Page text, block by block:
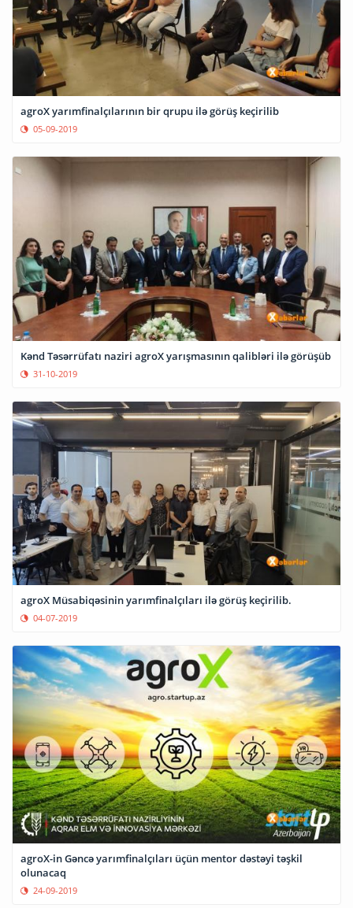
agroX yarımfinalçılarının bir qrupu ilə görüş keçirilib
05-09-2019
Kənd Təsərrüfatı naziri agroX yarışmasının qalibləri ilə görüşüb
31-10-2019
agroX Müsabiqəsinin yarımfinalçıları ilə görüş keçirilib.
04-07-2019
agroX-in Gəncə yarımfinalçıları üçün mentor dəstəyi təşkil
olunacaq
24-09-2019